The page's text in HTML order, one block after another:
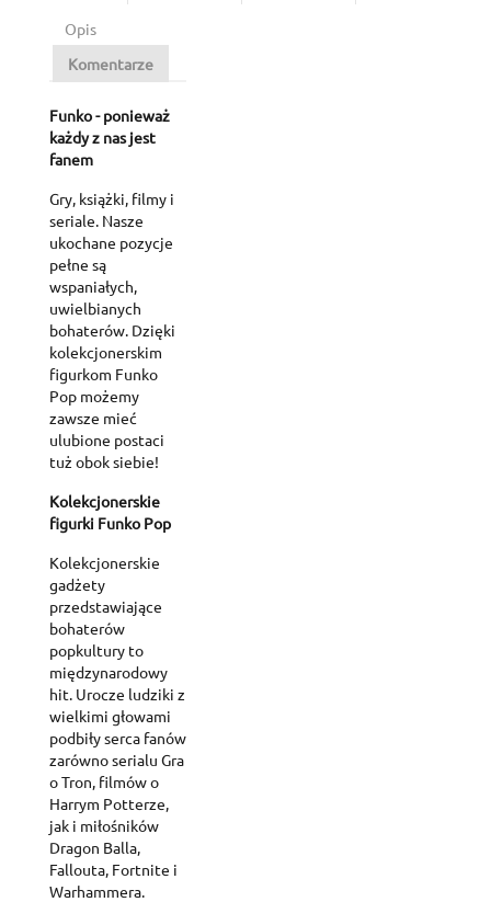
Opis
Komentarze
Funko - ponieważ
każdy z nas jest
fanem
Gry, książki, filmy i
seriale. Nasze
ukochane pozycje
pełne są
wspaniałych,
uwielbianych
bohaterów. Dzięki
kolekcjonerskim
figurkom Funko
Pop możemy
zawsze mieć
ulubione postaci
tuż obok siebie!
Kolekcjonerskie
figurki Funko Pop
Kolekcjonerskie
gadżety
przedstawiające
bohaterów
popkultury to
międzynarodowy
hit. Urocze ludziki z
wielkimi głowami
podbiły serca fanów
zarówno serialu Gra
o Tron, filmów o
Harrym Potterze,
jak i miłośników
Dragon Balla,
Fallouta, Fortnite i
Warhammera.